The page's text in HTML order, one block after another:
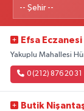
Efsa Eczanesi
Yakuplu Mahallesi
0 (212) 876 20 31
Butik